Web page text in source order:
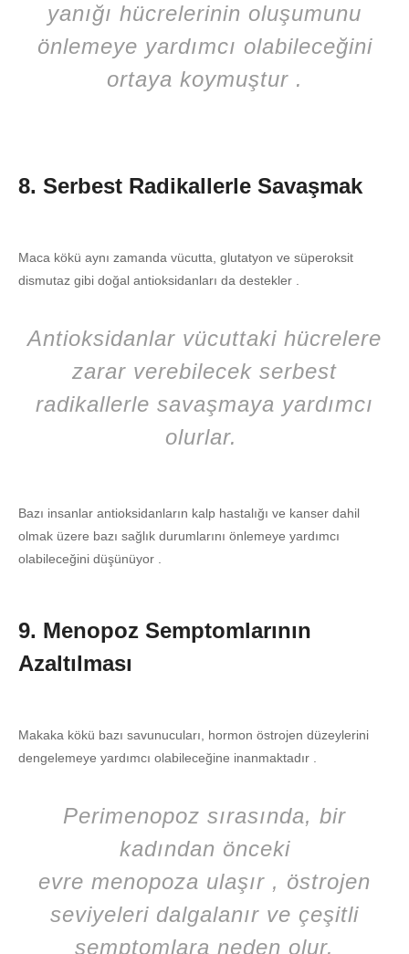
yanığı hücrelerinin oluşumunu
önlemeye yardımcı olabileceğini
ortaya koymuştur .
8. Serbest Radikallerle Savaşmak
Maca kökü aynı zamanda vücutta, glutatyon ve süperoksit
dismutaz gibi doğal antioksidanları da destekler .
Antioksidanlar vücuttaki hücrelere
zarar verebilecek serbest
radikallerle savaşmaya yardımcı
olurlar.
Bazı insanlar antioksidanların kalp hastalığı ve kanser dahil
olmak üzere bazı sağlık durumlarını önlemeye yardımcı
olabileceğini düşünüyor .
9. Menopoz Semptomlarının
Azaltılması
Makaka kökü bazı savunucuları, hormon östrojen düzeylerini
dengelemeye yardımcı olabileceğine inanmaktadır .
Perimenopoz sırasında, bir
kadından önceki
evre menopoza ulaşır , östrojen
seviyeleri dalgalanır ve çeşitli
semptomlara neden olur.